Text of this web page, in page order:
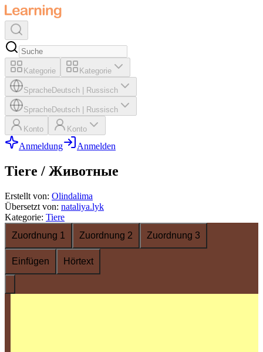
Kategorie Kategorie
SpracheDeutsch Russisch
SpracheDeutsch Russisch
Konto Konto
Anmeldung Anmelden
Tiere / Животные
Erstellt von: Olindalima
Übersetzt von: nataliya.lyk
Kategorie: Tiere
Zuordnung 1
Zuordnung 2 Zuordnung 3
Einfügen Hörtext